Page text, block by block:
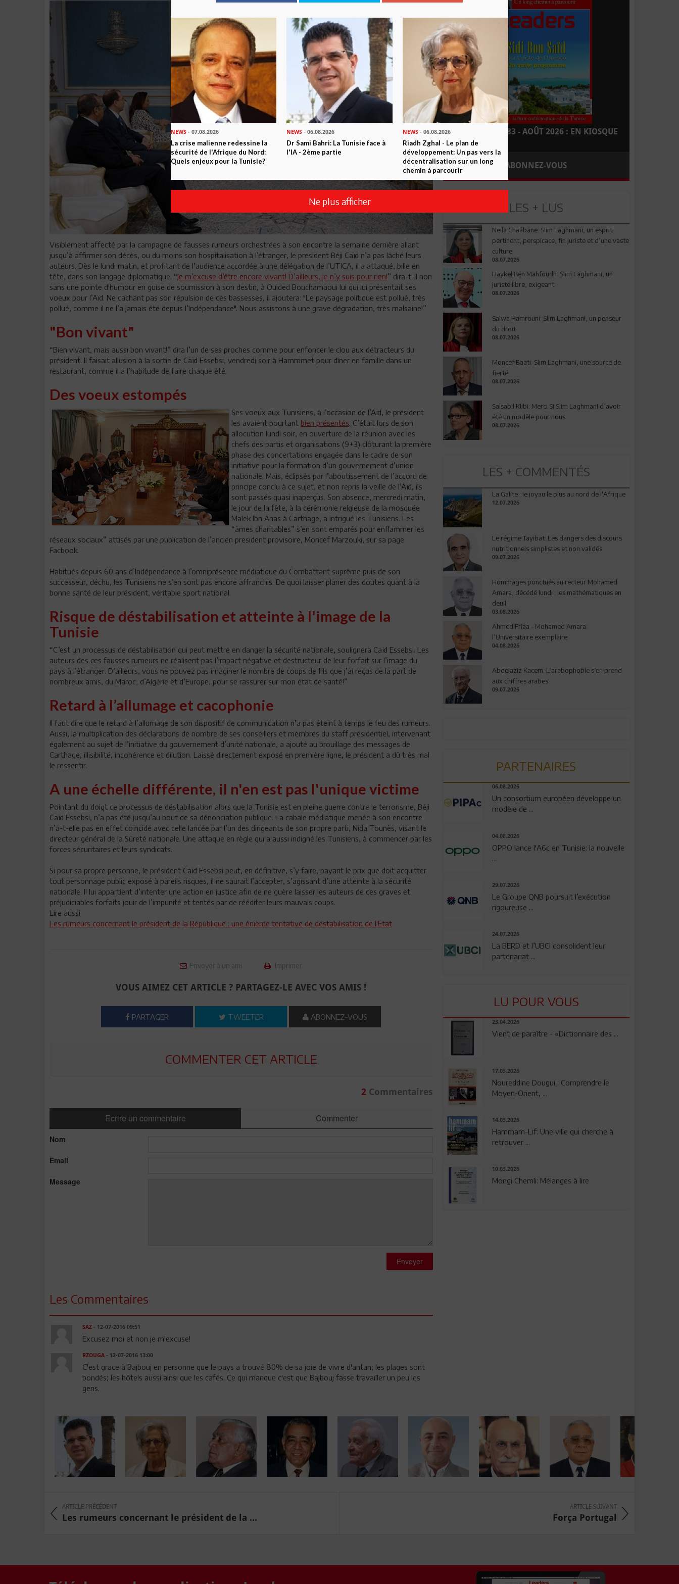
Visiblement affecté par la campagne de fausses rumeurs orchestrées à son encontre la semaine dernière allant
jusqu’à affirmer son décès, ou du moins son hospitalisation à l’étranger, le president Béji Caïd n’a pas lâché leurs
auteurs. Dès le lundi matin, et profitant de l’audience accordée à une délégation de l’UTICA, il a attaqué, bille en
tête, dans son langage diplomatique. “Je m’excuse d’être encore vivant! D’ailleurs, je n’y suis pour rien!” dira-t-il non
sans une pointe d'humour en guise de soumission à son destin, à Ouided Bouchamaoui lui qui lui présentait ses
voeux pour l’Aïd. Ne cachant pas son répulsion de ces bassesses, il ajoutera: "Le paysage politique est pollué, très
pollué, comme il ne l’a jamais été depuis l’Indépendance". Nous assistons à une grave dégradation, très malsaine!”
"Bon vivant"
“Bien vivant, mais aussi bon vivant!” dira l’un de ses proches comme pour enfoncer le clou aux détracteurs du
président. Il faisait allusion à la sortie de Caïd Essebsi, vendredi soir à Hammmet pour dîner en famille dans un
restaurant, comme il a l’habitude de faire chaque été.
Des voeux estompés
Ses voeux aux Tunisiens, à l’occasion de l’Aïd, le président
les avaient pourtant bien présentés. C’était lors de son
allocution lundi soir, en ouverture de la réunion avec les
chefs des partis et organisations (9+3) clôturant la première
phase des concertations engagée dans le cadre de son
initiative pour la formation d’un gouvernement d’union
nationale. Mais, éclipsés par l’aboutissement de l’accord de
principe conclu à ce sujet, et non repris la veille de l’Aïd, ils
sont passés quasi inaperçus. Son absence, mercredi matin,
le jour de la fête, à la cérémonie relgieuse de la mosquée
Malek Ibn Anas à Carthage, a intrigué les Tunisiens. Les
“âmes charitables” s’en sont emparés pour enflammer les
réseaux sociaux” attisés par une publication de l’ancien president provisoire, Moncef Marzouki, sur sa page
Facbook.
Habitués depuis 60 ans d’Indépendance à l’omniprésence médiatique du Combattant suprême puis de son
successeur, déchu, les Tunisiens ne s’en sont pas encore affranchis. De quoi laisser planer des doutes quant à la
bonne santé de leur président, véritable sport national.
Risque de déstabilisation et atteinte à l'image de la
Tunisie
“C’est un processus de déstabilisation qui peut mettre en danger la sécurité nationale, soulignera Caïd Essebsi. Les
auteurs des ces fausses rumeurs ne réalisent pas l’impact négative et destructeur de leur forfait sur l’image du
pays à l’étranger. D’ailleurs, vous ne pouvez pas imaginer le nombre de coups de fils que j’ai reçus de la part de
nombreux amis, du Maroc, d’Algérie et d’Europe, pour se rassurer sur mon état de santé!”
Retard à l’allumage et cacophonie
Il faut dire que le retard à l’allumage de son dispositif de communication n’a pas éteint à temps le feu des rumeurs.
Aussi, la multiplication des déclarations de nombre de ses conseillers et membres du staff présidentiel, intervenant
également au sujet de l’initiative du gouvernement d’unité nationale, a ajouté au brouillage des messages de
Carthage, illisibilité, incohérence et dilution. Laissé directement exposé en première ligne, le président a dû très mal
le ressentir.
A une échelle différente, il n'en est pas l'unique victime
Pointant du doigt ce processus de déstabilisation alors que la Tunisie est en pleine guerre contre le terrorisme, Béji
Caïd Essebsi, n’a pas été jusqu’au bout de sa dénonciation publique. La cabale médiatique menée à son encontre
n’a-t-elle pas en effet coïncidé avec celle lancée par l’un des dirigeants de son propre parti, Nida Tounès, visant le
directeur général de la Sûreté nationale. Une attaque en règle qui a aussi indigné les Tunisiens, à commencer par les
forces sécuritaires et leurs syndicats.
Si pour sa propre personne, le président Caïd Essebsi peut, en définitive, s’y faire, payant le prix que doit acquitter
tout personnage public exposé à pareils risques, il ne saurait l’accepter, s’agissant d’une atteinte à la sécurité
nationale. Il lui appartient d’intenter une action en justice afin de ne guère laisser les auteurs de ces graves et
préjudiciables forfaits jouir de l’impunité et tentés par de rééditer leurs mauvais coups.
Lire aussi
Les rumeurs concernant le président de la République : une énième tentative de déstabilisation de l'Etat
Envoyer à un ami Imprimer
VOUS AIMEZ CET ARTICLE ? PARTAGEZ-LE AVEC VOS AMIS !
PARTAGER TWEETER ABONNEZ-VOUS
COMMENTER CET ARTICLE
2Commentaires
Ecrire un commentaire Commenter
Nom
Email
Message
Envoyer
Les Commentaires
SAZ- 12-07-2016 09:51
Excusez moi et non je m'excuse!
RZOUGA- 12-07-2016 13:00
C'est grace à Bajbouj en personne que le pays a trouvé 80% de sa joie de vivre d'antan; les plages sont
bondés; les hôtels aussi ainsi que les cafés. Ce qui manque c'est que Bajbouj fasse travailler un peu les
gens.
LEADERS N° 183 - AOÛT 2026 : EN KIOSQUE
ABONNEZ-VOUS
LES + LUS
Neila Chaâbane: Slim Laghmani, un esprit
pertinent, perspicace, fin juriste et d’une vaste
culture
08.07.2026
Haykel Ben Mahfoudh: Slim Laghmani, un
juriste libre, exigeant
08.07.2026
Salwa Hamrouni: Slim Laghmani, un penseur
du droit
08.07.2026
Moncef Baati: Slim Laghmani, une source de
fierté
08.07.2026
Salsabil Klibi: Merci Si Slim Laghmani d’avoir
été un modèle pour nous
08.07.2026
LES + COMMENTÉS
La Galite : le joyau le plus au nord de l'Afrique
12.07.2026
Le régime Tayibat: Les dangers des discours
nutritionnels simplistes et non validés
09.07.2026
Hommages ponctués au recteur Mohamed
Amara, décédé lundi : les mathématiques en
deuil
03.08.2026
Ahmed Friaa - Mohamed Amara:
l’Universitaire exemplaire
04.08.2026
Abdelaziz Kacem: L’arabophobie s’en prend
aux chiffres arabes
09.07.2026
PARTENAIRES
06.08.2026
Un consortium européen développe un
modèle de ...
04.08.2026
OPPO lance l'A6c en Tunisie: la nouvelle
29.07.2026
Le Groupe QNB poursuit l’exécution
rigoureuse ...
24.07.2026
La BERD et l’UBCI consolident leur
partenariat ...
LU POUR VOUS
23.04.2026
Vient de paraître - «Dictionnaire des ...
17.03.2026
Noureddine Dougui : Comprendre le
Moyen-Orient, ...
14.03.2026
Hammam-Lif: Une ville qui cherche à
retrouver ...
10.03.2026
Mongi Chemli: Mélanges à lire
ARTICLE PRÉCÉDENT
Les rumeurs concernant le président de la ...
ARTICLE SUIVANT
Força Portugal
NEWS - 07.08.2026
La crise malienne redessine la
sécurité de l'Afrique du Nord:
Quels enjeux pour la Tunisie?
NEWS - 06.08.2026
Dr Sami Bahri: La Tunisie face à
l'IA - 2ème partie
NEWS- 06.08.2026
Riadh Zghal - Le plan de
développement: Un pas vers la
décentralisation sur un long
chemin à parcourir
Ne plus afficher